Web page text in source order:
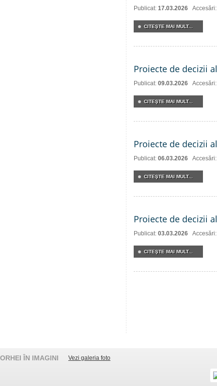
Publicat: 17.03.2026
CITEŞTE MAI MULT...
Proiecte de decizii
Publicat: 09.03.2026
CITEŞTE MAI MULT...
Proiecte de decizii
Publicat: 06.03.2026
CITEŞTE MAI MULT...
Proiecte de decizii
Publicat: 03.03.2026
CITEŞTE MAI MULT...
ORHEI ÎN IMAGINI Vezi galeria foto